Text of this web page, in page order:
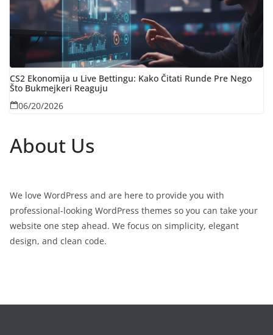
CS2 Ekonomija u Live Bettingu: Kako Čitati Rundе Pre Nego
Što Bukmejkeri Reaguju
06/20/2026
About Us
We love WordPress and are here to provide you with
professional-looking WordPress themes so you can take your
website one step ahead. We focus on simplicity, elegant
design, and clean code.